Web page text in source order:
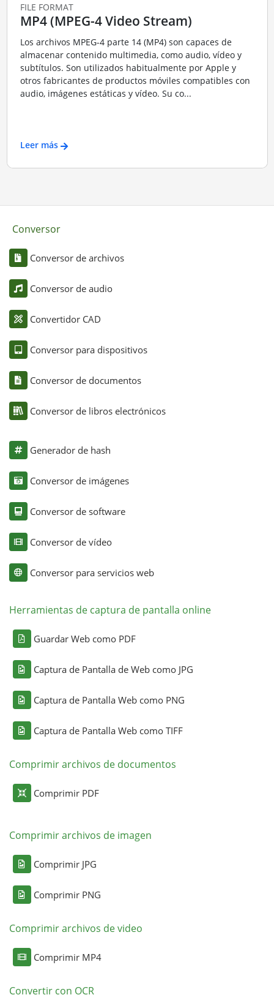
FILE FORMAT
MP4 (MPEG-4 Video Stream)
Los archivos MPEG-4 parte 14 (MP4) son capaces de
almacenar contenido multimedia, como audio, vídeo y
subtítulos. Son utilizados habitualmente por Apple y
otros fabricantes de productos móviles compatibles con
audio, imágenes estáticas y vídeo. Su co...
Leer más
Conversor
Conversor de archivos
Conversor de audio
Convertidor CAD
Conversor para dispositivos
Conversor de documentos
Conversor de libros electrónicos
Generador de hash
Conversor de imágenes
Conversor de software
Conversor de vídeo
Conversor para servicios web
Herramientas de captura de pantalla online
Guardar Web como PDF
Captura de Pantalla de Web como JPG
Captura de Pantalla Web como PNG
Captura de Pantalla Web como TIFF
Comprimir archivos de documentos
Comprimir PDF
Comprimir archivos de imagen
Comprimir JPG
Comprimir PNG
Comprimir archivos de video
Comprimir MP4
Convertir con OCR